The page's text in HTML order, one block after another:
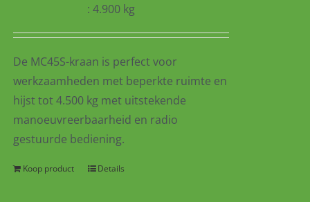
: 4.900 kg
De MC45S-kraan is perfect voor
werkzaamheden met beperkte ruimte en
hijst tot 4.500 kg met uitstekende
manoeuvreerbaarheid en radio
gestuurde bediening.
Koop product Details